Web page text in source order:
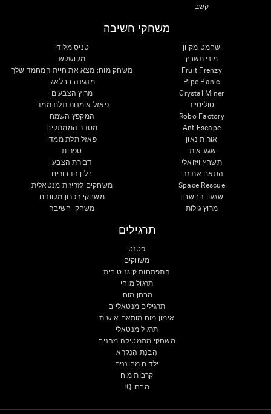
קשב
משחקי חשיבה
שחמט מקוון
מיני תשבץ
Fruit Frenzy
Pipe Panic
Crystal Miner
סוליטייר
Robo Factory
Ant Escape
אורות נאון
שגע אותי
תשחץ ויזואלי
התאם את זה!
Space Rescue
שגעון החשבון
מרוץ גולות
טניס מלודי
מקושקש
משחק מוח: מצא את חיית המחמד שלך
מנגינה בבלאגן
מרוץ הצבעים
פאזל אומנות תלת ממדי
המקפץ השמח
מסדר הממתקים
פאזל תלת ממדי
ספרות
דבורת הצבע
בלון הדבורים
משחקים לזריזות מנטאלית
משחקי זיכרון מקוונים
משחקי חשיבה
תרגילים
פטנט
משווקים
התפתחות קוגניטיבית
תרגול מוחי
מבחן מוחי
תרגילים מנטאליים
אימון מוח מותאם אישית
תרגול מנטאלי
משחקי מתמטיקה מהנים
הֲבָנַת הָנִקרָא
ילדים מחוננים
קרבות מוח
מבחן IQ